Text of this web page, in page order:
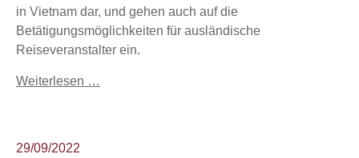
in Vietnam dar, und gehen auch auf die
Betätigungsmöglichkeiten für ausländische
Reiseveranstalter ein.
Weiterlesen …
29/09/2022